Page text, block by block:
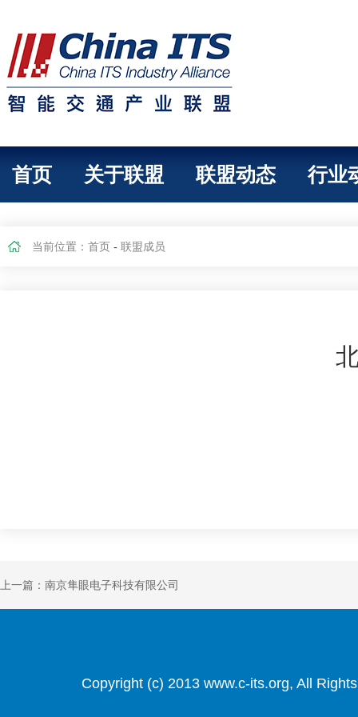
首页 关于联盟 联盟动态 行业
当前位置： 首页 - 联盟成员
上一篇：南京隼眼电子科技有限公司
Copyright (c) 2013 www.c-its.org, All